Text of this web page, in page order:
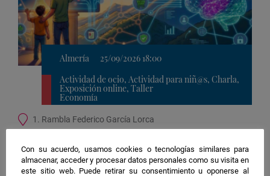
Almería
25/09/2026 18:00
Actividad de ocio, Actividad para niñ@s, Charla,
Exposición online, Taller
Economía
Ubicación
de
actividad
1. Rambla Federico García Lorca
datos para un mundo interconectado
Organiza: Universidad de Almería
Con su acuerdo, usamos cookies o tecnologías similares para
almacenar, acceder y procesar datos personales como su visita en
este sitio web. Puede retirar su consentimiento u oponerse al